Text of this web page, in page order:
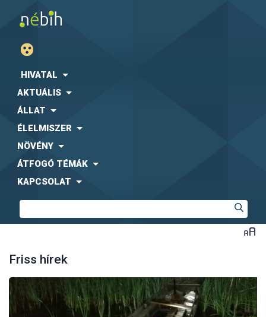
HIVATAL
AKTUÁLIS
ÁLLAT
ÉLELMISZER
NÖVÉNY
ÁTFOGÓ TÉMÁK
KAPCSOLAT
Friss hírek